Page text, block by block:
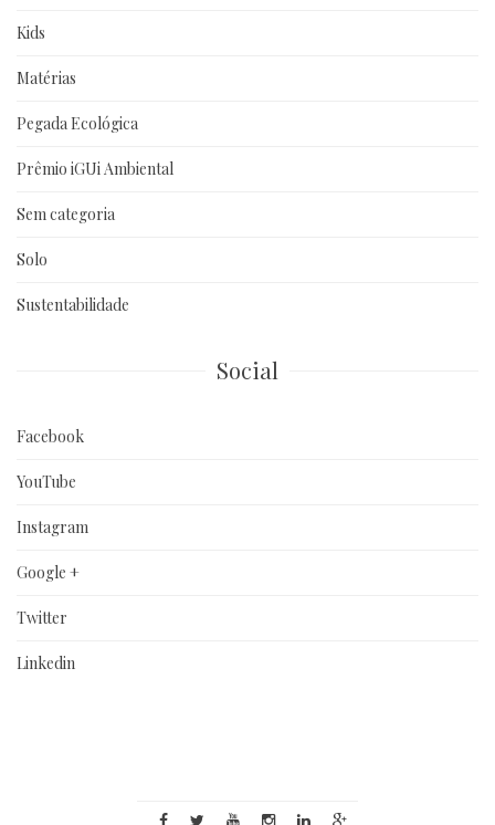
Kids
Matérias
Pegada Ecológica
Prêmio iGUi Ambiental
Sem categoria
Solo
Sustentabilidade
Social
Facebook
YouTube
Instagram
Google +
Twitter
Linkedin